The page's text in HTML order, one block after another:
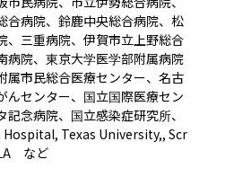
合病院、鈴鹿中央総合病院、松
、三重病院、伊賀市立上野総合
病院、東京大学医学部附属病院
属市民総合医療センター、名古
んセンター、国立国際医療セン
念病院、国立感染症研究所、
Texas University,, Scr
　など